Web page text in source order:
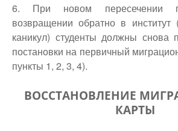
6. При новом пересечении
возвращении обратно в институт
каникул) студенты должны снова
постановки на первичный
пункты 1, 2, 3, 4).
ВОССТАНОВЛЕНИЕ
КАРТЫ